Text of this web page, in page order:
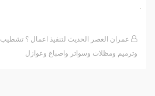
عمران العصر الحديث لتنفيذ اعمال ؟ تشطيب
وترميم ومظلات وسواتر واصباغ وعوازل